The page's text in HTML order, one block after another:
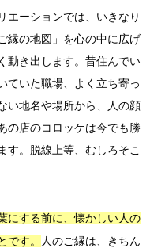
エーションでは、いきなり
縁の地図」を心の中に広げ
動き出します。昔住んでい
ていた職場、よく立ち寄っ
い地名や場所から、人の顔
の店のコロッケは今でも勝
す。脱線上等、むしろそこ
にする前に、懐かしい人の
です。
人のご縁は、きちん